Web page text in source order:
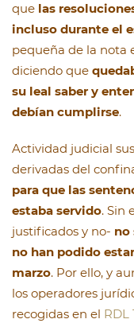
que las
incluso durante el
pequeña de la nota
diciendo que
su leal saber y
debían cumplirse.
Actividad judicial
derivadas del
para que las
estaba servido. Sin
justificados y no- no
no han podido
marzo. Por ello, y
los operadores
recogidas en el RDL